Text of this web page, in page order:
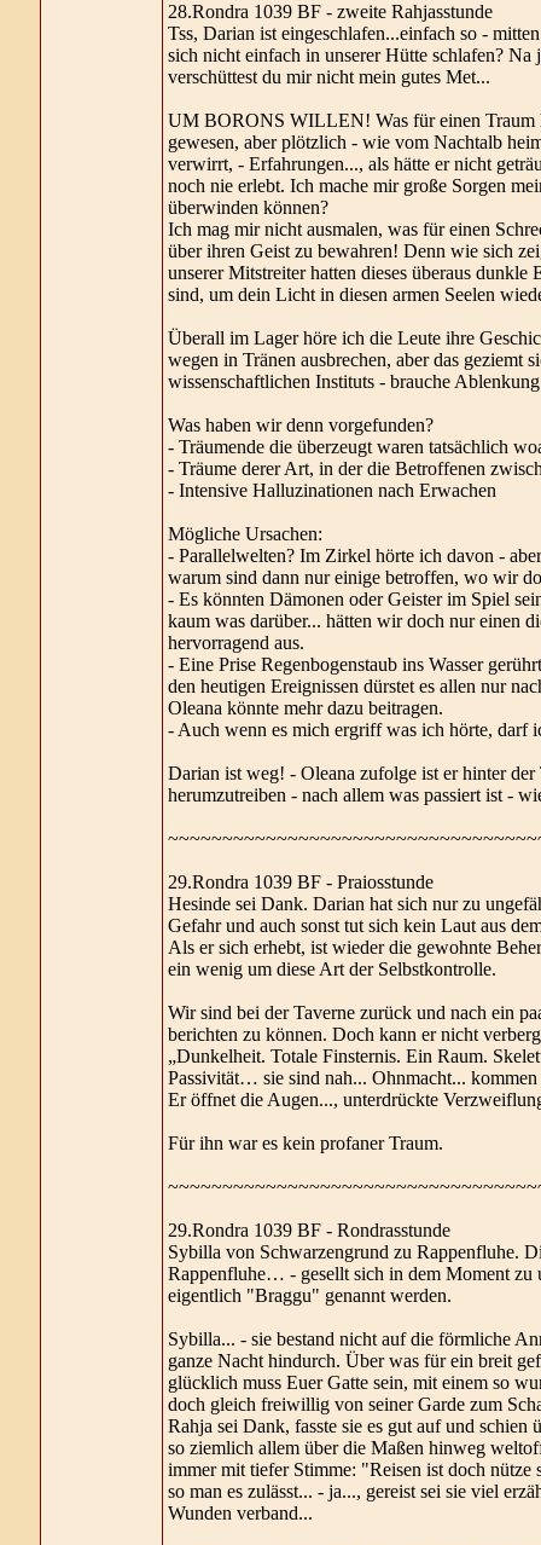
28.Rondra 1039 BF - zweite Rahjasstunde
Tss, Darian ist eingeschlafen...einfach so -
sich nicht einfach in unserer Hütte schlafen? Na
verschüttest du mir nicht mein gutes Met...
UM BORONS WILLEN! Was für einen Traum
gewesen, aber plötzlich - wie vom Nachtalb
verwirrt, - Erfahrungen..., als hätte er nicht
noch nie erlebt. Ich mache mir große Sorgen
überwinden können?
Ich mag mir nicht ausmalen, was für einen
über ihren Geist zu bewahren! Denn wie sich
unserer Mitstreiter hatten dieses überaus
sind, um dein Licht in diesen armen Seelen
Überall im Lager höre ich die Leute ihre
wegen in Tränen ausbrechen, aber das geziemt
wissenschaftlichen Instituts - brauche
Was haben wir denn vorgefunden?
- Träumende die überzeugt waren tatsächlich
- Träume derer Art, in der die Betroffenen
- Intensive Halluzinationen nach Erwachen
Mögliche Ursachen:
- Parallelwelten? Im Zirkel hörte ich davon -
warum sind dann nur einige betroffen, wo wir
- Es könnten Dämonen oder Geister im Spiel
kaum was darüber... hätten wir doch nur einen
hervorragend aus.
- Eine Prise Regenbogenstaub ins Wasser
den heutigen Ereignissen dürstet es allen nur
Oleana könnte mehr dazu beitragen.
- Auch wenn es mich ergriff was ich hörte, darf
Darian ist weg! - Oleana zufolge ist er hinter
herumzutreiben - nach allem was passiert ist -
29.Rondra 1039 BF - Praiosstunde
Hesinde sei Dank. Darian hat sich nur zu
Gefahr und auch sonst tut sich kein Laut aus
Als er sich erhebt, ist wieder die gewohnte
ein wenig um diese Art der Selbstkontrolle.
Wir sind bei der Taverne zurück und nach ein
berichten zu können. Doch kann er nicht
„Dunkelheit. Totale Finsternis. Ein Raum.
Passivität… sie sind nah... Ohnmacht...
Er öffnet die Augen..., unterdrückte
Für ihn war es kein profaner Traum.
29.Rondra 1039 BF - Rondrasstunde
Sybilla von Schwarzengrund zu Rappenfluhe.
Rappenfluhe… - gesellt sich in dem Moment zu
eigentlich "Braggu" genannt werden.
Sybilla... - sie bestand nicht auf die förmliche
ganze Nacht hindurch. Über was für ein breit
glücklich muss Euer Gatte sein, mit einem so
doch gleich freiwillig von seiner Garde zum
Rahja sei Dank, fasste sie es gut auf und
so ziemlich allem über die Maßen hinweg
immer mit tiefer Stimme: "Reisen ist doch
so man es zulässt... - ja..., gereist sei sie viel
Wunden verband...